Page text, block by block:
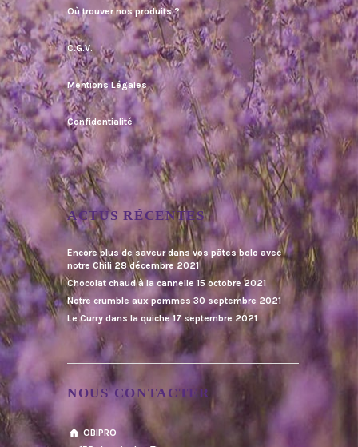
Où trouver nos produits ?
C.G.V.
Mentions Légales
Confidentialité
ACTUS RÉCENTES
Encore plus de saveur dans vos pâtes bolo avec
notre Chili 28 décembre 2021
Chocolat chaud à la cannelle 15 octobre 2021
Notre crumble aux pommes 30 septembre 2021
Le Curry dans la quiche 17 septembre 2021
NOUS CONTACTER
OBIPRO